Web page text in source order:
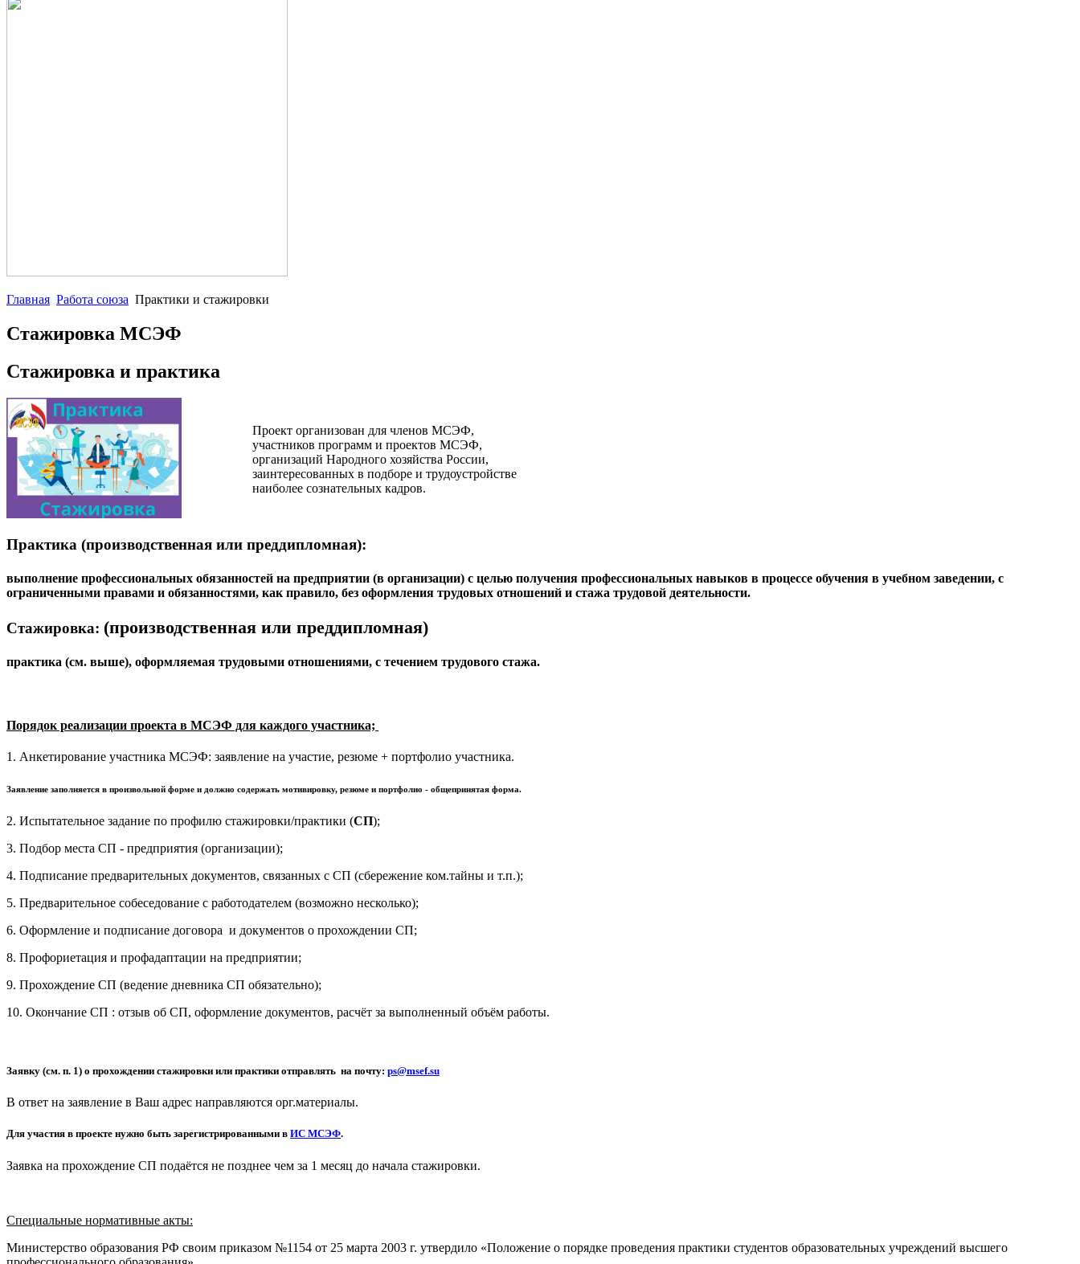
Главная Работа союза Практики и стажировки
Стажировка МСЭФ
Стажировка и практика
Проект организован для членов МСЭФ,
участников программ и проектов МСЭФ,
организаций Народного хозяйства России,
заинтересованных в подборе и трудоустройстве
наиболее сознательных кадров.
Практика (производственная или преддипломная):
выполнение профессиональных обязанностей на предприятии (в организации) с целью получения профессиональных навыков в процессе обучения в учебном заведении, с
ограниченными правами и обязанностями, как правило, без оформления трудовых отношений и стажа трудовой деятельности.
Стажировка: (производственная или преддипломная)
практика (см. выше), оформляемая трудовыми отношениями, с течением трудового стажа.
Порядок реализации проекта в МСЭФ для каждого участника;
1. Анкетирование участника МСЭФ: заявление на участие, резюме + портфолио участника.
Заявление заполняется в произвольной форме и должно содержать мотивировку, резюме и портфолио - общепринятая форма.
2. Испытательное задание по профилю стажировки/практики (СП);
3. Подбор места СП - предприятия (организации);
4. Подписание предварительных документов, связанных с СП (сбережение ком.тайны и т.п.);
5. Предварительное собеседование с работодателем (возможно несколько);
6. Оформление и подписание договора и документов о прохождении СП;
8. Профориетация и профадаптации на предприятии;
9. Прохождение СП (ведение дневника СП обязательно);
10. Окончание СП : отзыв об СП, оформление документов, расчёт за выполненный объём работы.
Заявку (см. п. 1) о прохождении стажировки или практики отправлять на почту: ps@msef.su
В ответ на заявление в Ваш адрес направляются орг.материалы.
Для участия в проекте нужно быть зарегистрированными в ИС МСЭФ.
Заявка на прохождение СП подаётся не позднее чем за 1 месяц до начала стажировки.
Специальные нормативные акты:
Министерство образования РФ своим приказом №1154 от 25 марта 2003 г. утвердило «Положение о порядке проведения практики студентов образовательных учреждений высшего